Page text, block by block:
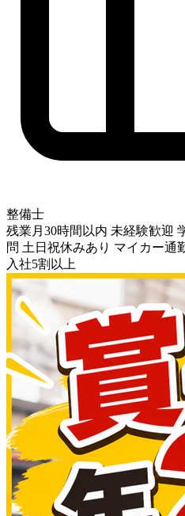
整備士
残業月30時間以内 未経験歓迎
問 土日祝休みあり マイカー通
入社5割以上